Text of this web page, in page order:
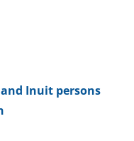
Inuit persons